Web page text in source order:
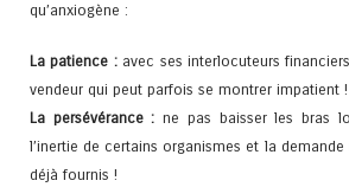
qu’anxiogène :
La patience : avec ses interlocuteurs
vendeur qui peut parfois se montrer impatient !
La persévérance : ne pas baisser les bras
l’inertie de certains organismes et la
déjà fournis !